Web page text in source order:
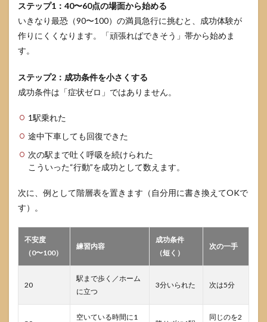
ステップ1：40〜60点の場面から始める
いきなり最恐（90〜100）の満員急行に挑むと、成功体験が
作りにくくなります。「頑張ればできそう」帯から始めま
す。
ステップ2：成功条件を小さくする
成功条件は「症状ゼロ」ではありません。
1駅乗れた
途中下車しても回復できた
次の駅まで吐く呼吸を続けられた
こういった“行動”を成功として数えます。
次に、例として階層表を置きます（自分用に書き換えてOKで
す）。
不安度
（0〜100）
練習内容
成功条件
（短く）
次の一手
20
駅まで歩く／ホーム
に立つ
3分いられた 次は5分
空いている時間に1
同じのを2